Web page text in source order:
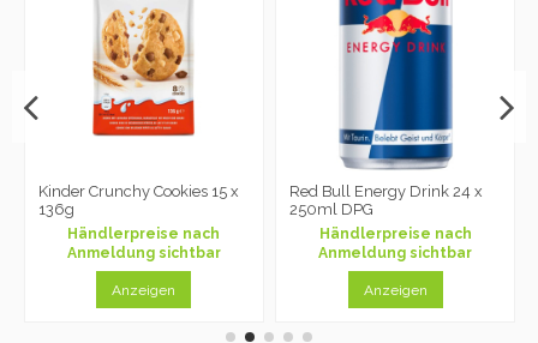
Kinder Crunchy Cookies 15 x
136g
Händlerpreise nach
Anmeldung sichtbar
Anzeigen
Red Bull Energy Drink 24 x
250ml DPG
Händlerpreise nach
Anmeldung sichtbar
Anzeigen